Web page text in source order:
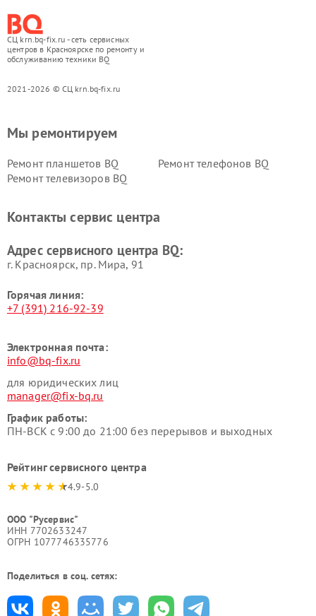
СЦ krn.bq-fix.ru - сеть сервисных
центров в Красноярске по ремонту и
обслуживанию техники BQ
2021-2026 © СЦ krn.bq-fix.ru
Мы ремонтируем
Ремонт планшетов BQ
Ремонт телефонов BQ
Ремонт телевизоров BQ
Контакты сервис центра
Адрес сервисного центра BQ:
г. Красноярск, ​пр. Мира, 91
Горячая линия:
+7 (391) 216-92-39
Электронная почта:
info@bq-fix.ru
для юридических лиц
manager@fix-bq.ru
График работы:
ПН-ВСК с 9:00 до 21:00 без перерывов и выходных
Рейтинг сервисного центра
4.9-5.0
ООО "Русервис"
ИНН 7702633247
ОГРН 1077746335776
Поделиться в соц. сетях: